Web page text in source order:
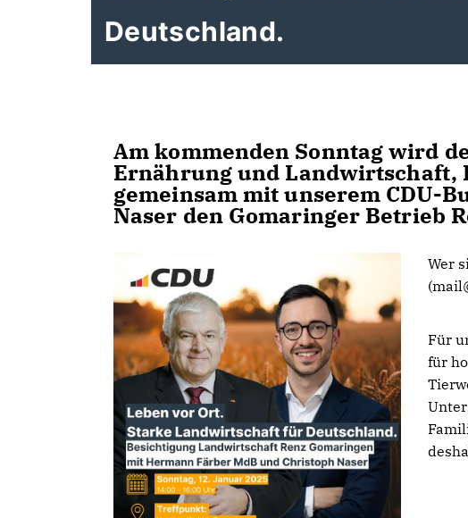
Deutschland.
Am kommenden Sonntag wird
Ernährung und Landwirtschaft,
gemeinsam mit unserem CDU-
Naser den Gomaringer Betrieb
Wer
Für
für